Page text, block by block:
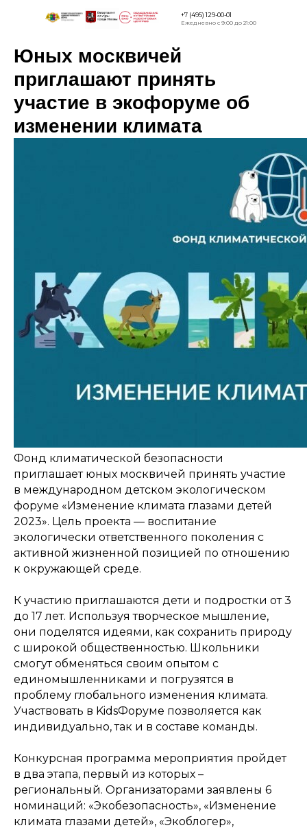
+7 (495) 129-00-01
Ежедневно с 9:00 до 21:00
Юных москвичей
приглашают принять
участие в экофоруме об
изменении климата
Фонд климатической безопасности
приглашает юных москвичей принять участие
в международном детском экологическом
форуме «Изменение климата глазами детей
2023». Цель проекта — воспитание
экологически ответственного поколения с
активной жизненной позицией по отношению
к окружающей среде.
К участию приглашаются дети и подростки от 3
до 17 лет. Используя творческое мышление,
они поделятся идеями, как сохранить природу
с широкой общественностью. Школьники
смогут обменяться своим опытом с
единомышленниками и погрузятся в
проблему глобального изменения климата.
Участвовать в KidsФоруме позволяется как
индивидуально, так и в составе команды.
Конкурсная программа мероприятия пройдет
в два этапа, первый из которых –
региональный. Организаторами заявлены 6
номинаций: «Экобезопасность», «Изменение
климата глазами детей», «Экоблогер»,